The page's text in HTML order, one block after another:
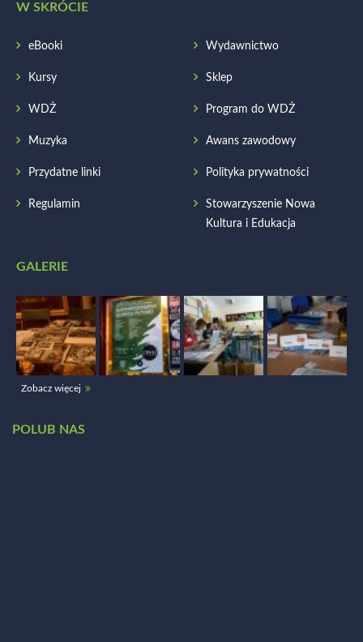
W SKRÓCIE
eBooki Wydawnictwo
Kursy Sklep
WDŻ Program do WDŻ
Muzyka Awans zawodowy
Przydatne linki Polityka prywatności
Regulamin
Stowarzyszenie Nowa
Kultura i Edukacja
GALERIE
Zobacz więcej
POLUB NAS